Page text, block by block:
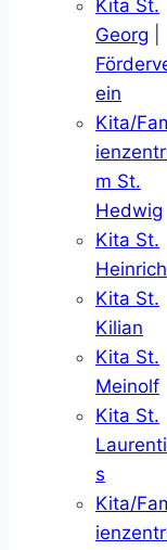
Kita St.
Georg
ein
Kita/
m St.
Hedwig
Kita St.
Heinrich
Kita St.
Kilian
Kita St.
Meinolf
Kita St.
s
Kita/